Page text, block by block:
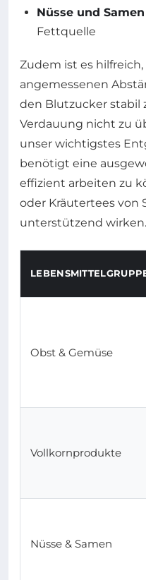
Nüsse und Samen
Fettquelle
Zudem ist es
angemessenen
den Blutzucker stabil
Verdauung nicht zu
unser wichtigstes
benötigt eine
effizient arbeiten zu
oder Kräutertees von
unterstützend wirken.
Obst & Gemüse
Vollkornprodukte
Nüsse & Samen